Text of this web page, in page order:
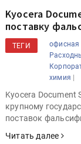
Kyocera
поставку
ТЕГИ офисная
химия |
Kyocera Document
крупному
поставок
Читать далее